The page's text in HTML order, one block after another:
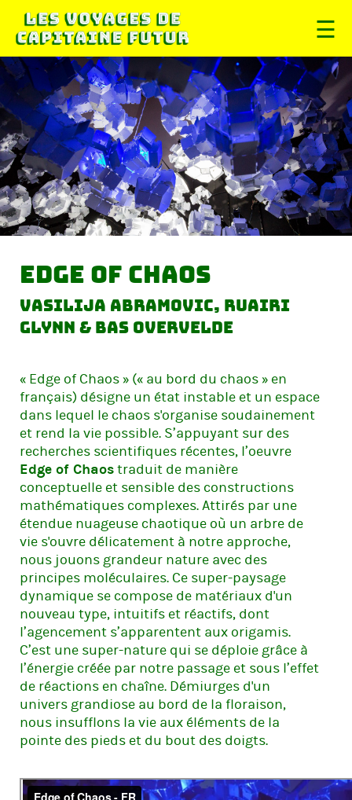
☰
Edge of Chaos
Vasilija Abramovic, Ruairi
Glynn & Bas Overvelde
« Edge of Chaos » (« au bord du chaos » en
français) désigne un état instable et un espace
dans lequel le chaos s'organise soudainement
et rend la vie possible. S’appuyant sur des
recherches scientifiques récentes, l’oeuvre
Edge of Chaostraduit de manière
conceptuelle et sensible des constructions
mathématiques complexes. Attirés par une
étendue nuageuse chaotique où un arbre de
vie s'ouvre délicatement à notre approche,
nous jouons grandeur nature avec des
principes moléculaires. Ce super-paysage
dynamique se compose de matériaux d'un
nouveau type, intuitifs et réactifs, dont
l’agencement s’apparentent aux origamis.
C’est une super-nature qui se déploie grâce à
l’énergie créée par notre passage et sous l’effet
de réactions en chaîne. Démiurges d'un
univers grandiose au bord de la floraison,
nous insufflons la vie aux éléments de la
pointe des pieds et du bout des doigts.